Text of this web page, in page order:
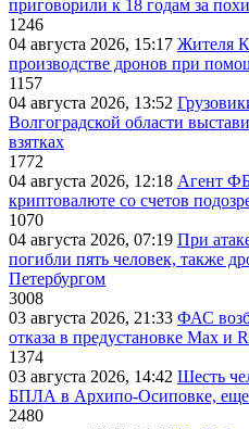
приговорили к 18 годам за
1246
04 августа 2026, 15:17 Жителя
производстве дронов при
1157
04 августа 2026, 13:52
Волгоградской области
взятках
1772
04 августа 2026, 12:18 Агент
криптовалюте со счетов
1070
04 августа 2026, 07:19 При
погибли пять человек, также
Петербургом
3008
03 августа 2026, 21:33 ФАС
отказа в предустановке Max и
1374
03 августа 2026, 14:42 Шесть
БПЛА в Архипо-Осиповке, еще
2480